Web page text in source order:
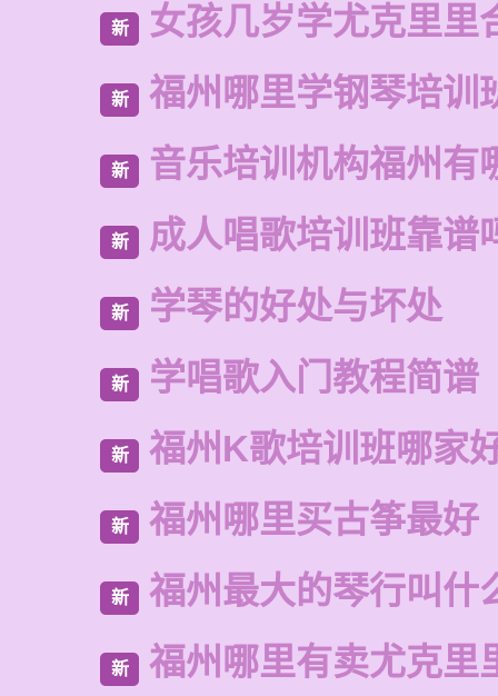
新 女孩几岁学尤克里里
新 福州哪里学钢琴培训
新 音乐培训机构福州有
新 成人唱歌培训班靠谱
新 学琴的好处与坏处
新 学唱歌入门教程简谱
新 福州K歌培训班哪家
新 福州哪里买古筝最好
新 福州最大的琴行叫什
新 福州哪里有卖尤克里